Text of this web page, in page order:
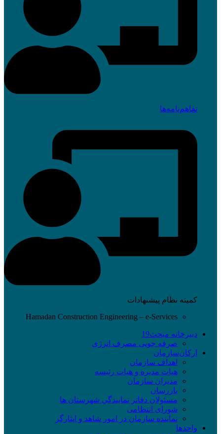
تفاهم‌نامه‌ها
کمیته نظام پیشنهادات
Hamadan Construction Engineering – e-Services
دبیرخانه مبحث19
صرفه جویی مصرف انرژی
ارکان‌سازمان
اهداف سازمان
هیات مدیره و هیات رئیسه
مدیران سازمان
بازرسان
مسئولان دفاتر نمايندگي شهرستان ها
شورای انتظامی
نماينده سازمان در امور شاهد و ايثارگر
واحدها